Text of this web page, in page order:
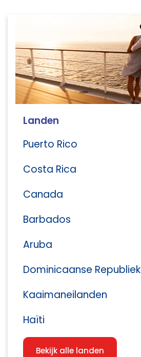
Landen
Puerto Rico
Costa Rica
Canada
Barbados
Aruba
Dominicaanse Republiek
Kaaimaneilanden
Haïti
Bekijk alle landen